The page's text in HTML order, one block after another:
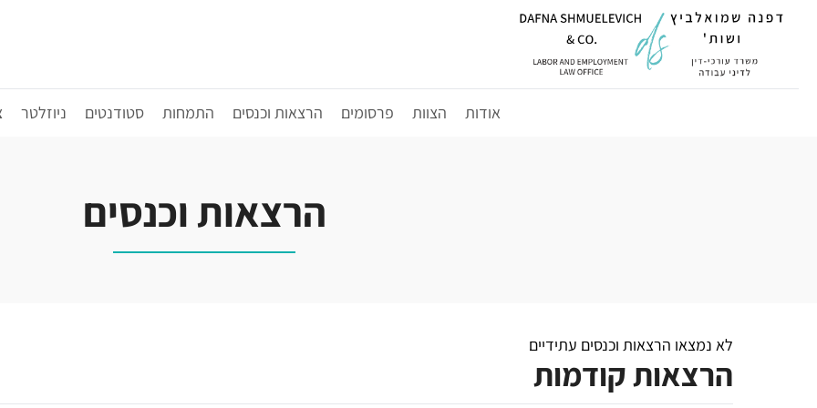
אודות הצוות פרסומים הרצאות וכנסים התמחות סטודנטים ניוזלטר
הרצאות וכנסים
לא נמצאו הרצאות וכנסים עתידיים
הרצאות קודמות